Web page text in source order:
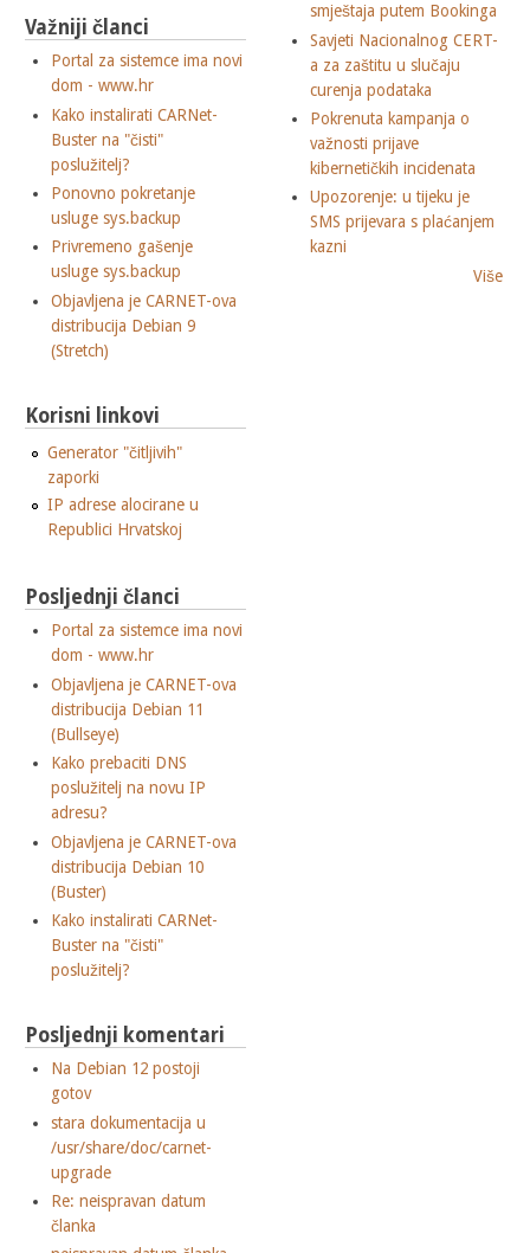
Važniji članci
Portal za sistemce ima novi
dom - www.hr
Kako instalirati CARNet-
Buster na "čisti"
poslužitelj?
Ponovno pokretanje
usluge sys.backup
Privremeno gašenje
usluge sys.backup
Objavljena je CARNET-ova
distribucija Debian 9
(Stretch)
Korisni linkovi
Generator "čitljivih"
zaporki
IP adrese alocirane u
Republici Hrvatskoj
Posljednji članci
Portal za sistemce ima novi
dom - www.hr
Objavljena je CARNET-ova
distribucija Debian 11
(Bullseye)
Kako prebaciti DNS
poslužitelj na novu IP
adresu?
Objavljena je CARNET-ova
distribucija Debian 10
(Buster)
Kako instalirati CARNet-
Buster na "čisti"
poslužitelj?
Posljednji komentari
Na Debian 12 postoji
gotov
stara dokumentacija u
/usr/share/doc/carnet-
upgrade
Re: neispravan datum
članka
smještaja putem Bookinga
Savjeti Nacionalnog CERT-
a za zaštitu u slučaju
curenja podataka
Pokrenuta kampanja o
važnosti prijave
kibernetičkih incidenata
Upozorenje: u tijeku je
SMS prijevara s plaćanjem
kazni
Više